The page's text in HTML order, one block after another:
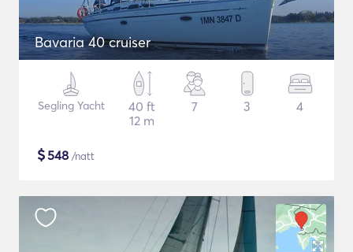
Bavaria 40 cruiser
Segling Yacht
40 ft
12 m
7 3 4
$548 /natt